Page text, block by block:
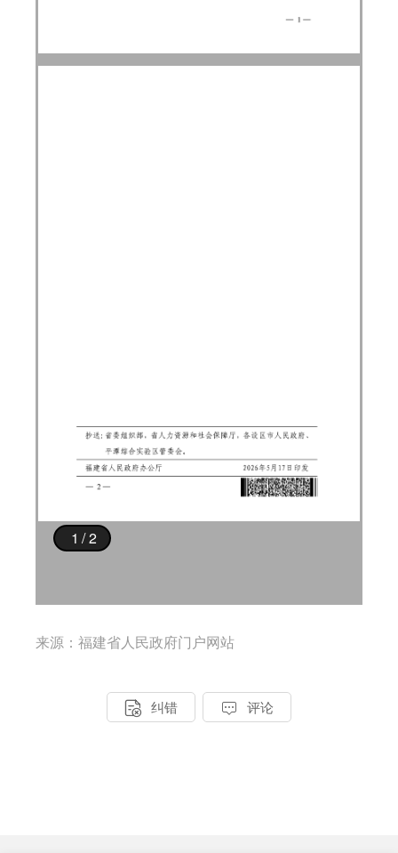
来源：福建省人民政府门户网站
 纠错  评论